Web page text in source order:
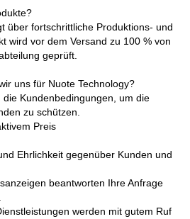
über fortschrittliche Produktions- und
wird vor dem Versand zu 100 % von
geprüft.
uns für Nuote Technology?
Kundenbedingungen, um die
zu schützen.
Preis
Ehrlichkeit gegenüber Kunden und
beantworten Ihre Anfrage
werden mit gutem Ruf